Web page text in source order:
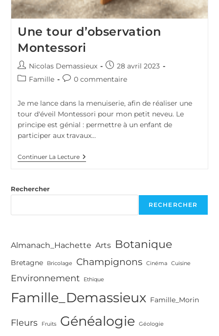
Une tour d’observation
Montessori
Auteur/autrice
de
Nicolas Demassieux
Publication
publiée :
28 avril 2023
PostFamille
Commentaires
la
publication :
0 commentaire
Je me lance dans la menuiserie, afin de réaliser une
tour d'éveil Montessori pour mon petit neveu. Le
principe est génial : permettre à un enfant de
participer aux travaux…
Continuer La LectureUne
Tour
Rechercher
RECHERCHER
Almanach_Hachette Arts Botanique
Bretagne Bricolage Champignons Cinéma Cuisine
Environnement Ethique
Famille_Demassieux Famille_Morin
Fleurs Fruits Généalogie Géologie